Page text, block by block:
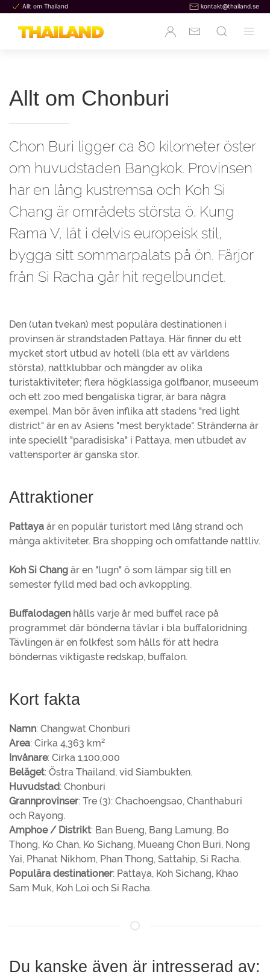
Allt om Thailand kontakt@thailand.se
Allt om Chonburi
Chon Buri ligger ca 80 kilometer öster
om huvudstaden Bangkok. Provinsen
har en lång kustremsa och Koh Si
Chang är områdets största ö. Kung
Rama V, lät i delvis europeisk stil,
bygga sitt sommarpalats på ön. Färjor
från Si Racha går hit regelbundet.
Den (utan tvekan) mest populära destinationen i
provinsen är strandstaden Pattaya. Här finner du ett
mycket stort utbud av hotell (bla ett av världens
största), nattklubbar och mängder av olika
turistaktiviteter; flera högklassiga golfbanor, museeum
och ett zoo med bengaliska tigrar, är bara några
exempel. Man bör även inflika att stadens "red light
district" är en av Asiens "mest beryktade". Stränderna är
inte speciellt "paradisiska" i Pattaya, men utbudet av
vattensporter är ganska stor.
Attraktioner
Pattaya är en populär turistort med lång strand och
många aktiviteter. Bra shopping och omfattande nattliv.
Koh Si Chang är en "lugn" ö som lämpar sig till en
semester fylld med bad och avkoppling.
Buffalodagen hålls varje år med buffel race på
programmet där bönderna tävlar i bla buffaloridning.
Tävlingen är en folkfest som hålls för att hedra
böndernas viktigaste redskap, buffalon.
Kort fakta
Namn: Changwat Chonburi
Area: Cirka 4,363 km²
Invånare: Cirka 1,100,000
Beläget: Östra Thailand, vid Siambukten.
Huvudstad: Chonburi
Grannprovinser: Tre (3): Chachoengsao, Chanthaburi
och Rayong.
Amphoe / Distrikt: Ban Bueng, Bang Lamung, Bo
Thong, Ko Chan, Ko Sichang, Mueang Chon Buri, Nong
Yai, Phanat Nikhom, Phan Thong, Sattahip, Si Racha.
Populära destinationer: Pattaya, Koh Sichang, Khao
Sam Muk, Koh Loi och Si Racha.
Du kanske även är intresserad av: